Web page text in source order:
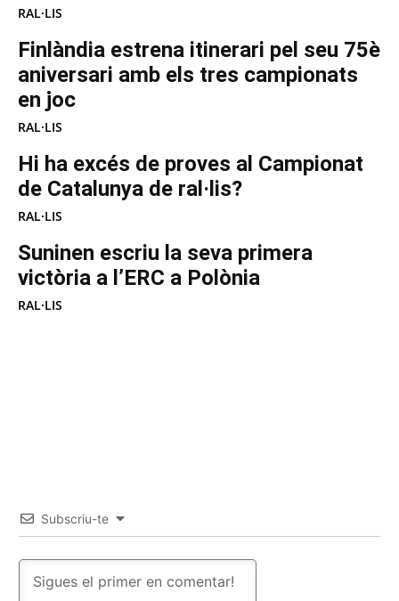
RAL·LIS
Finlàndia estrena itinerari pel seu 75è
aniversari amb els tres campionats
en joc
RAL·LIS
Hi ha excés de proves al Campionat
de Catalunya de ral·lis?
RAL·LIS
Suninen escriu la seva primera
victòria a l’ERC a Polònia
RAL·LIS
Subscriu-te